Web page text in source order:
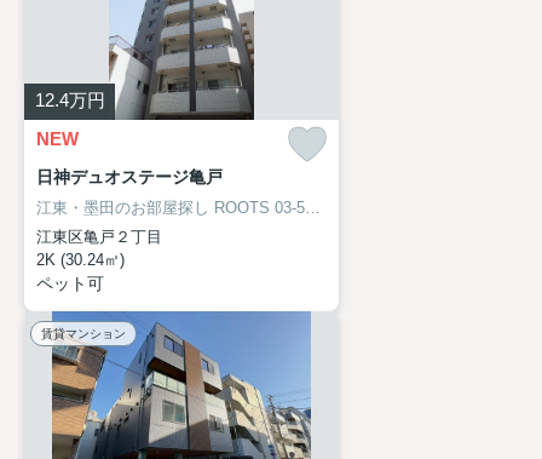
12.4万円
NEW
日神デュオステージ亀戸
江東・墨田のお部屋探し ROOTS 03-5638-8866
江東区亀戸２丁目
2K (30.24㎡)
ペット可
賃貸マンション